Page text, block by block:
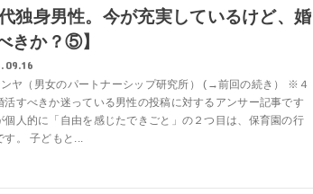
代独身男性。今が充実しているけど、婚
きか？⑤】
ンヤ（男女のパートナーシップ研究所） (→前回の続き） ※４
活すべきか迷っている男性の投稿に対するアンサー記事です
個人的に「自由を感じたできごと」の２つ目は、保育園の行
す。 子どもと...